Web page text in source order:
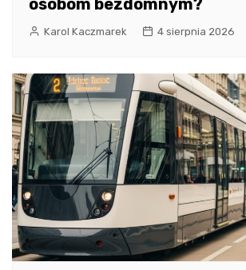
osobom bezdomnym?
Karol Kaczmarek 4 sierpnia 2026